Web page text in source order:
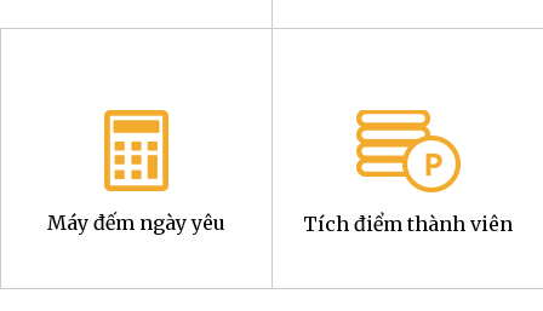
Máy đếm ngày yêu Tích điểm thành viên